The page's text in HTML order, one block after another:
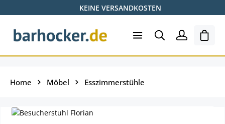
Zum Hauptinhalt springenKEINE VERSANDKOSTEN
Home Möbel Esszimmerstühle